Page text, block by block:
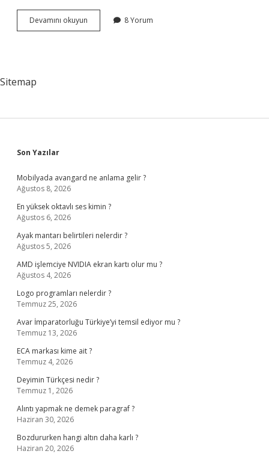
Devamını okuyun
hakkı
8 Yorum
Sitemap
Sidebar
Son Yazılar
Mobilyada avangard ne anlama gelir ?
Ağustos 8, 2026
En yüksek oktavlı ses kimin ?
Ağustos 6, 2026
Ayak mantarı belirtileri nelerdir ?
Ağustos 5, 2026
AMD işlemciye NVIDIA ekran kartı olur mu ?
Ağustos 4, 2026
Logo programları nelerdir ?
Temmuz 25, 2026
Avar İmparatorluğu Türkiye’yi temsil ediyor mu ?
Temmuz 13, 2026
ECA markası kime ait ?
Temmuz 4, 2026
Deyimin Türkçesi nedir ?
Temmuz 1, 2026
Alıntı yapmak ne demek paragraf ?
Haziran 30, 2026
Bozdururken hangi altın daha karlı ?
Haziran 20, 2026